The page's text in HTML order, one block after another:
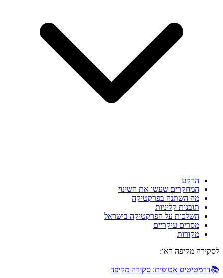
הרקע
המחקרים שעשו את השינוי
מה השתנה בפרקטיקה
תובנות קליניות
השלכות על הפרקטיקה בישראל
מסרים עיקריים
מקורות
לסקירה מקיפה ראו:
📚דרמטיטיס אטופית: סקירה מקיפה